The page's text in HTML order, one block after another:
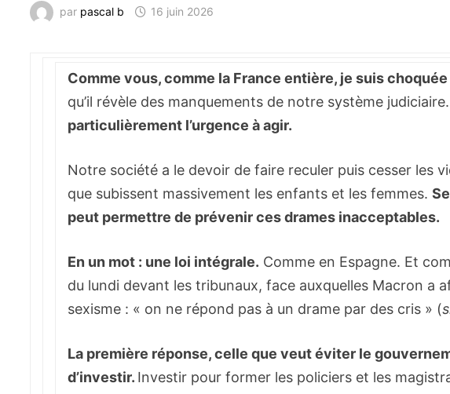
par pascal b 16 juin 2026
Comme vous, comme la France entière, je suis
qu’il révèle des manquements de notre système
particulièrement l’urgence à agir.
Notre société a le devoir de faire reculer puis cesser les
que subissent massivement les enfants et les femmes.
peut permettre de prévenir ces drames inacceptables.
En un mot : une loi intégrale. Comme en Espagne. Et
du lundi devant les tribunaux, face auxquelles Macron a
sexisme : « on ne répond pas à un drame par des cris » (
La première réponse, celle que veut éviter le
d’investir. Investir pour former les policiers et les